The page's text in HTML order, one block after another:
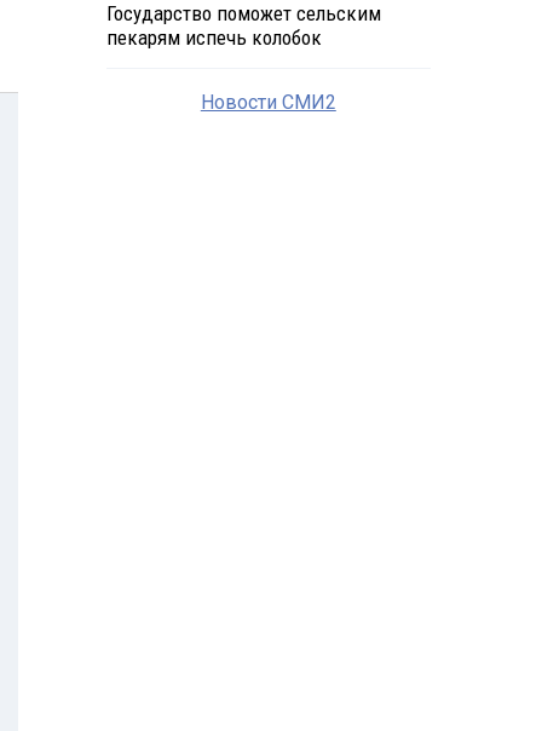
Государство поможет сельским
пекарям испечь колобок
Новости СМИ2